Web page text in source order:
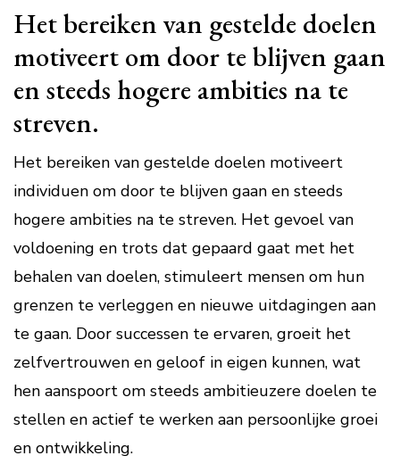
Het bereiken van gestelde doelen
motiveert om door te blijven gaan
en steeds hogere ambities na te
streven.
Het bereiken van gestelde doelen motiveert
individuen om door te blijven gaan en steeds
hogere ambities na te streven. Het gevoel van
voldoening en trots dat gepaard gaat met het
behalen van doelen, stimuleert mensen om hun
grenzen te verleggen en nieuwe uitdagingen aan
te gaan. Door successen te ervaren, groeit het
zelfvertrouwen en geloof in eigen kunnen, wat
hen aanspoort om steeds ambitieuzere doelen te
stellen en actief te werken aan persoonlijke groei
en ontwikkeling.